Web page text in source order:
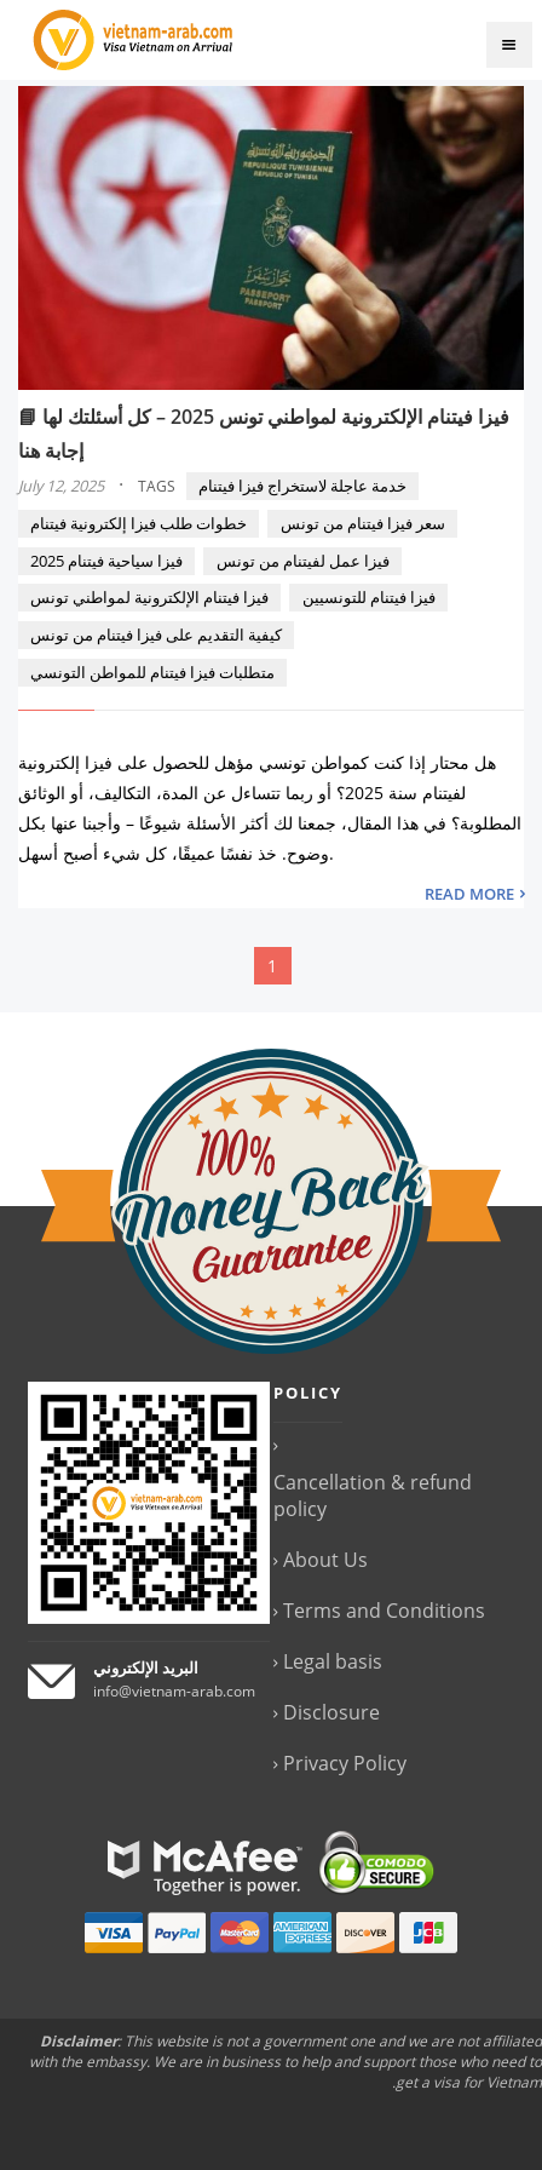
📘 فيزا فيتنام الإلكترونية لمواطني تونس 2025 – كل أسئلتك لها
إجابة هنا
July 12, 2025 · TAGS
خدمة عاجلة لاستخراج فيزا فيتنام
خطوات طلب فيزا إلكترونية فيتنام
سعر فيزا فيتنام من تونس
فيزا سياحية فيتنام 2025
فيزا عمل لفيتنام من تونس
فيزا فيتنام الإلكترونية لمواطني تونس
فيزا فيتنام للتونسيين
كيفية التقديم على فيزا فيتنام من تونس
متطلبات فيزا فيتنام للمواطن التونسي
هل محتار إذا كنت كمواطن تونسي مؤهل للحصول على فيزا إلكترونية
لفيتنام سنة 2025؟ أو ربما تتساءل عن المدة، التكاليف، أو الوثائق
المطلوبة؟ في هذا المقال، جمعنا لك أكثر الأسئلة شيوعًا – وأجبنا عنها بكل
وضوح. خذ نفسًا عميقًا، كل شيء أصبح أسهل.
READ MORE
1
البريد الإلكتروني
info@vietnam-arab.com
POLICY
Cancellation & refund
policy
About Us
Terms and Conditions
Legal basis
Disclosure
Privacy Policy
Disclaimer: This website is not a government one and we are not affiliated
with the embassy. We are in business to help and support those who need to
get a visa for Vietnam.